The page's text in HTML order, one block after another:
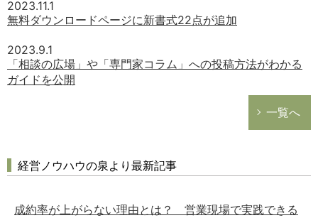
2023.11.1
無料ダウンロードページに新書式22点が追加
2023.9.1
「相談の広場」や「専門家コラム」への投稿方法がわかる
ガイドを公開
一覧へ
経営ノウハウの泉より最新記事
成約率が上がらない理由とは？ 営業現場で実践できる